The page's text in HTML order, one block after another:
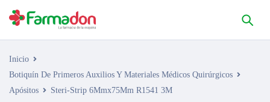
Inicio
Botiquín De Primeros Auxilios Y Materiales Médicos Quirúrgicos
Apósitos
Steri-Strip 6Mmx75Mm R1541 3M